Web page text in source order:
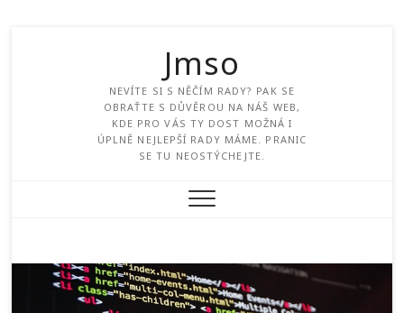
Jmso
NEVÍTE SI S NĚČÍM RADY? PAK SE
OBRAŤTE S DŮVĚROU NA NÁŠ WEB,
KDE PRO VÁS TY DOST MOŽNÁ I
ÚPLNĚ NEJLEPŠÍ RADY MÁME. PRANIC
SE TU NEOSTÝCHEJTE.